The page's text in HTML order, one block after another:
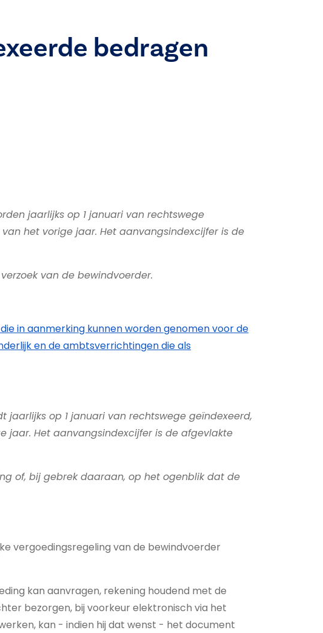
bedragen
jaarlijks op 1 januari van rechtswege
het vorige jaar. Het aanvangsindexcijfer is de
van de bewindvoerder.
in aanmerking kunnen worden genomen voor de
en de ambtsverrichtingen die als
op 1 januari van rechtswege geïndexeerd,
jaar. Het aanvangsindexcijfer is de afgevlakte
of, bij gebrek daaraan, op het ogenblik dat de
vergoedingsregeling van de bewindvoerder
kan aanvragen, rekening houdend met de
bezorgen, bij voorkeur elektronisch via het
kan - indien hij dat wenst - het document